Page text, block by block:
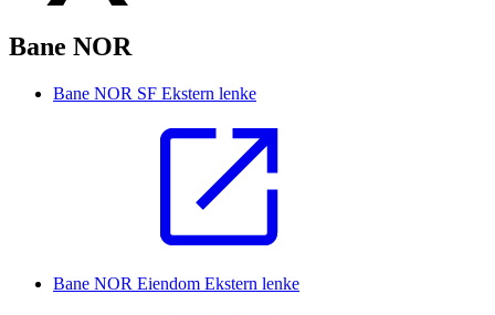
Bane NOR
Bane NOR SF Ekstern lenke
Bane NOR Eiendom Ekstern lenke